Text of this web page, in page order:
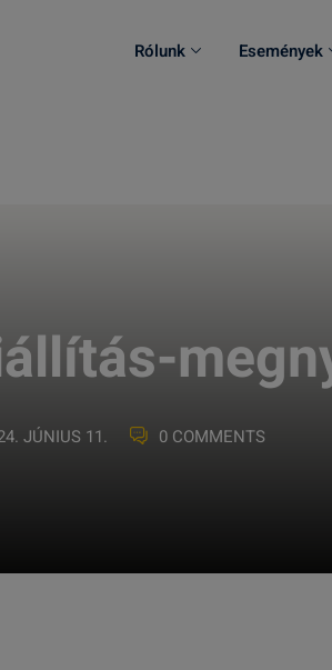
Rólunk Események
JÚNIUS 11. 0 COMMENTS